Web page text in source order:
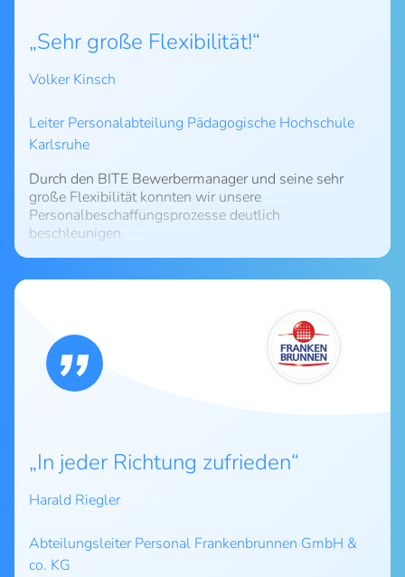
integrieren und nutzen werden.
Sehr große Flexibilität!
Volker Kinsch
Leiter Personalabteilung Pädagogische Hochschule
Karlsruhe
Durch den BITE Bewerbermanager und seine sehr
große Flexibilität konnten wir unsere
Personalbeschaffungsprozesse deutlich
beschleunigen.
In jeder Richtung zufrieden
Harald Riegler
Abteilungsleiter Personal Frankenbrunnen GmbH &
co. KG